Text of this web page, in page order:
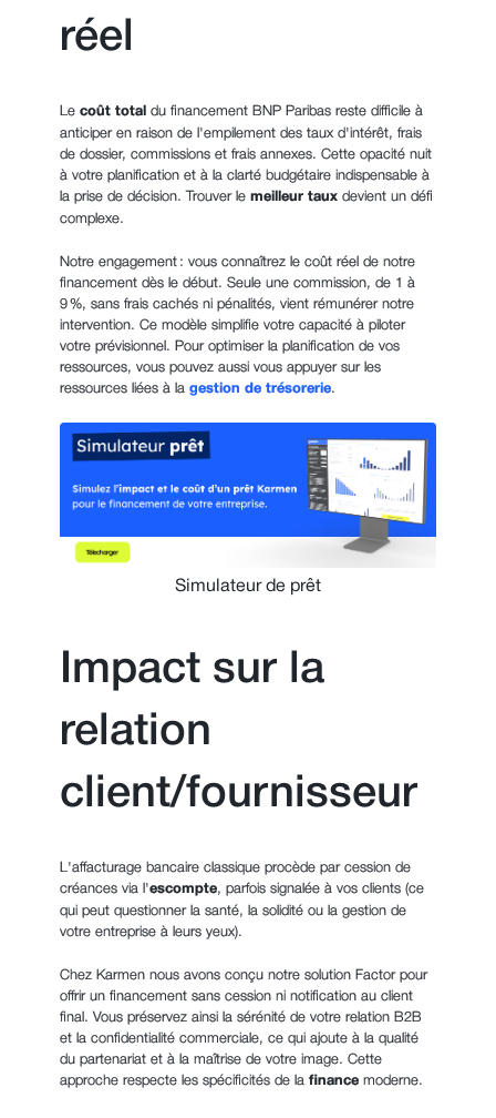
réel
Le coût total
du financement BNP Paribas reste difficile à
anticiper en raison de l'empilement des taux d'intérêt, frais
de dossier, commissions et frais annexes. Cette opacité nuit
à votre planification et à la clarté budgétaire indispensable à
la prise de décision. Trouver le meilleur taux devient un défi
complexe.
Notre engagement : vous connaîtrez le coût réel de notre
financement dès le début. Seule une commission, de 1 à
9 %, sans frais cachés ni pénalités, vient rémunérer notre
intervention. Ce modèle simplifie votre capacité à piloter
votre prévisionnel. Pour optimiser la planification de vos
ressources, vous pouvez aussi vous appuyer sur les
ressources liées à la gestion de trésorerie.
Simulateur de prêt
Impact sur la
relation
client/fournisseur
L'affacturage bancaire classique procède par cession de
créances via l'escompte, parfois signalée à vos clients (ce
qui peut questionner la santé, la solidité ou la gestion de
votre entreprise à leurs yeux).
Chez Karmen nous avons conçu notre solution Factor pour
offrir un financement sans cession ni notification au client
final. Vous préservez ainsi la sérénité de votre relation B2B
et la confidentialité commerciale, ce qui ajoute à la qualité
du partenariat et à la maîtrise de votre image. Cette
approche respecte les spécificités de la finance moderne.